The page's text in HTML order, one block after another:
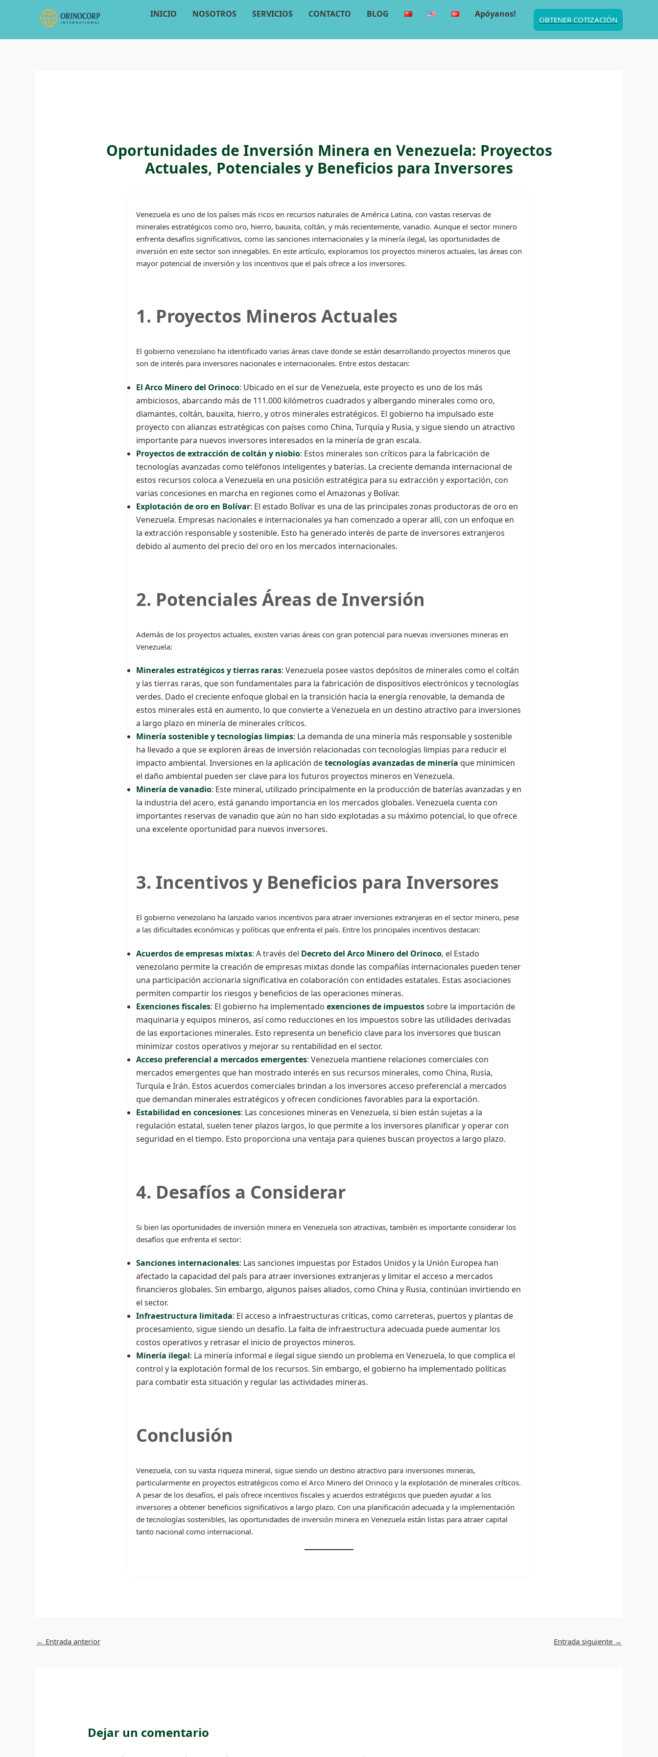
INICIO NOSOTROS SERVICIOS CONTACTO BLOG Apóyanos!
OBTENER COTIZACIÓN
Oportunidades de Inversión Minera en Venezuela: Proyectos
Actuales, Potenciales y Beneficios para Inversores
Venezuela es uno de los países más ricos en recursos naturales de América Latina, con vastas reservas de
minerales estratégicos como oro, hierro, bauxita, coltán, y más recientemente, vanadio. Aunque el sector minero
enfrenta desafíos significativos, como las sanciones internacionales y la minería ilegal, las oportunidades de
inversión en este sector son innegables. En este artículo, exploramos los proyectos mineros actuales, las áreas con
mayor potencial de inversión y los incentivos que el país ofrece a los inversores.
1. Proyectos Mineros Actuales
El gobierno venezolano ha identificado varias áreas clave donde se están desarrollando proyectos mineros que
son de interés para inversores nacionales e internacionales. Entre estos destacan:
El Arco Minero del Orinoco: Ubicado en el sur de Venezuela, este proyecto es uno de los más
ambiciosos, abarcando más de 111.000 kilómetros cuadrados y albergando minerales como oro,
diamantes, coltán, bauxita, hierro, y otros minerales estratégicos. El gobierno ha impulsado este
proyecto con alianzas estratégicas con países como China, Turquía y Rusia, y sigue siendo un atractivo
importante para nuevos inversores interesados en la minería de gran escala.
Proyectos de extracción de coltán y niobio: Estos minerales son críticos para la fabricación de
tecnologías avanzadas como teléfonos inteligentes y baterías. La creciente demanda internacional de
estos recursos coloca a Venezuela en una posición estratégica para su extracción y exportación, con
varias concesiones en marcha en regiones como el Amazonas y Bolívar.
Explotación de oro en Bolívar: El estado Bolívar es una de las principales zonas productoras de oro en
Venezuela. Empresas nacionales e internacionales ya han comenzado a operar allí, con un enfoque en
la extracción responsable y sostenible. Esto ha generado interés de parte de inversores extranjeros
debido al aumento del precio del oro en los mercados internacionales.
2. Potenciales Áreas de Inversión
Además de los proyectos actuales, existen varias áreas con gran potencial para nuevas inversiones mineras en
Venezuela:
Minerales estratégicos y tierras raras: Venezuela posee vastos depósitos de minerales como el coltán
y las tierras raras, que son fundamentales para la fabricación de dispositivos electrónicos y tecnologías
verdes. Dado el creciente enfoque global en la transición hacia la energía renovable, la demanda de
estos minerales está en aumento, lo que convierte a Venezuela en un destino atractivo para inversiones
a largo plazo en minería de minerales críticos.
Minería sostenible y tecnologías limpias: La demanda de una minería más responsable y sostenible
ha llevado a que se exploren áreas de inversión relacionadas con tecnologías limpias para reducir el
impacto ambiental. Inversiones en la aplicación detecnologías avanzadas de minería que minimicen
el daño ambiental pueden ser clave para los futuros proyectos mineros en Venezuela.
Minería de vanadio: Este mineral, utilizado principalmente en la producción de baterías avanzadas y en
la industria del acero, está ganando importancia en los mercados globales. Venezuela cuenta con
importantes reservas de vanadio que aún no han sido explotadas a su máximo potencial, lo que ofrece
una excelente oportunidad para nuevos inversores.
3. Incentivos y Beneficios para Inversores
El gobierno venezolano ha lanzado varios incentivos para atraer inversiones extranjeras en el sector minero, pese
a las dificultades económicas y políticas que enfrenta el país. Entre los principales incentivos destacan:
Acuerdos de empresas mixtas: A través del Decreto del Arco Minero del Orinoco, el Estado
venezolano permite la creación de empresas mixtas donde las compañías internacionales pueden tener
una participación accionaria significativa en colaboración con entidades estatales. Estas asociaciones
permiten compartir los riesgos y beneficios de las operaciones mineras.
Exenciones fiscales: El gobierno ha implementado exenciones de impuestossobre la importación de
maquinaria y equipos mineros, así como reducciones en los impuestos sobre las utilidades derivadas
de las exportaciones minerales. Esto representa un beneficio clave para los inversores que buscan
minimizar costos operativos y mejorar su rentabilidad en el sector.
Acceso preferencial a mercados emergentes: Venezuela mantiene relaciones comerciales con
mercados emergentes que han mostrado interés en sus recursos minerales, como China, Rusia,
Turquía e Irán. Estos acuerdos comerciales brindan a los inversores acceso preferencial a mercados
que demandan minerales estratégicos y ofrecen condiciones favorables para la exportación.
Estabilidad en concesiones: Las concesiones mineras en Venezuela, si bien están sujetas a la
regulación estatal, suelen tener plazos largos, lo que permite a los inversores planificar y operar con
seguridad en el tiempo. Esto proporciona una ventaja para quienes buscan proyectos a largo plazo.
4. Desafíos a Considerar
Si bien las oportunidades de inversión minera en Venezuela son atractivas, también es importante considerar los
desafíos que enfrenta el sector:
Sanciones internacionales: Las sanciones impuestas por Estados Unidos y la Unión Europea han
afectado la capacidad del país para atraer inversiones extranjeras y limitar el acceso a mercados
financieros globales. Sin embargo, algunos países aliados, como China y Rusia, continúan invirtiendo en
el sector.
Infraestructura limitada: El acceso a infraestructuras críticas, como carreteras, puertos y plantas de
procesamiento, sigue siendo un desafío. La falta de infraestructura adecuada puede aumentar los
costos operativos y retrasar el inicio de proyectos mineros.
Minería ilegal: La minería informal e ilegal sigue siendo un problema en Venezuela, lo que complica el
control y la explotación formal de los recursos. Sin embargo, el gobierno ha implementado políticas
para combatir esta situación y regular las actividades mineras.
Conclusión
Venezuela, con su vasta riqueza mineral, sigue siendo un destino atractivo para inversiones mineras,
particularmente en proyectos estratégicos como el Arco Minero del Orinoco y la explotación de minerales críticos.
A pesar de los desafíos, el país ofrece incentivos fiscales y acuerdos estratégicos que pueden ayudar a los
inversores a obtener beneficios significativos a largo plazo. Con una planificación adecuada y la implementación
de tecnologías sostenibles, las oportunidades de inversión minera en Venezuela están listas para atraer capital
tanto nacional como internacional.
← Entrada anterior Entrada siguiente →
Dejar un comentario